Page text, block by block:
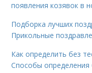
появления козявок в
Подборка лучших
Прикольные
Как определить без
Способы определения